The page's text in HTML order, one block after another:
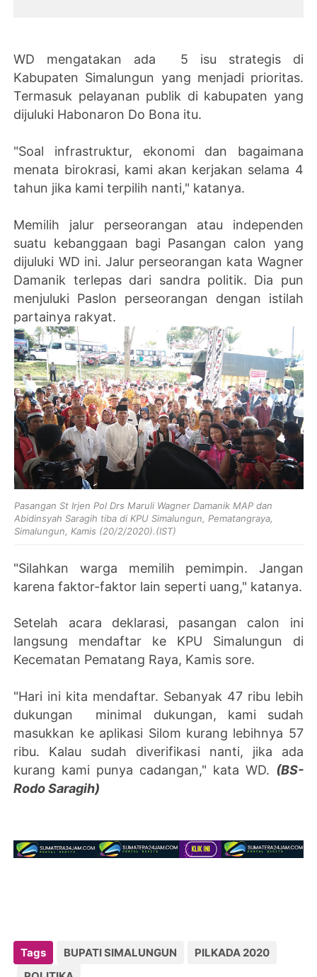
WD mengatakan ada 5 isu strategis di
Kabupaten Simalungun yang menjadi prioritas.
Termasuk pelayanan publik di kabupaten yang
dijuluki Habonaron Do Bona itu.
"Soal infrastruktur, ekonomi dan bagaimana
menata birokrasi, kami akan kerjakan selama 4
tahun jika kami terpilih nanti," katanya.
Memilih jalur perseorangan atau independen
suatu kebanggaan bagi Pasangan calon yang
dijuluki WD ini. Jalur perseorangan kata Wagner
Damanik terlepas dari sandra politik. Dia pun
menjuluki Paslon perseorangan dengan istilah
partainya rakyat.
Pasangan St Irjen Pol Drs Maruli Wagner Damanik MAP dan
Abidinsyah Saragih tiba di KPU Simalungun, Pematangraya,
Simalungun, Kamis (20/2/2020).(IST)
"Silahkan warga memilih pemimpin. Jangan
karena faktor-faktor lain seperti uang," katanya.
Setelah acara deklarasi, pasangan calon ini
langsung mendaftar ke KPU Simalungun di
Kecematan Pematang Raya, Kamis sore.
"Hari ini kita mendaftar. Sebanyak 47 ribu lebih
dukungan minimal dukungan, kami sudah
masukkan ke aplikasi Silom kurang lebihnya 57
ribu. Kalau sudah diverifikasi nanti, jika ada
kurang kami punya cadangan," kata WD. (BS-
Rodo Saragih)
Tags BUPATI SIMALUNGUN
PILKADA 2020